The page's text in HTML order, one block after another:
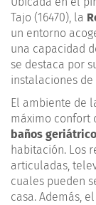
Tajo (16470), la
un entorno
una capacidad
se destaca por
instalaciones
El ambiente de
máximo confort
baños
habitación. Los
articuladas,
cuales pueden
casa. Además,